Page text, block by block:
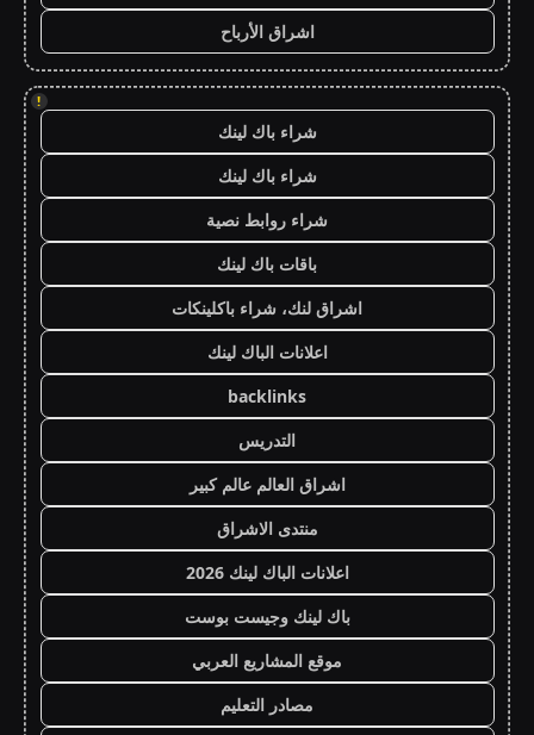
اشراق الأرباح
!
شراء باك لينك
شراء باك لينك
شراء روابط نصية
باقات باك لينك
اشراق لنك، شراء باكلينكات
اعلانات الباك لينك
backlinks
التدريس
اشراق العالم عالم كبير
منتدى الاشراق
اعلانات الباك لينك 2026
باك لينك وجيست بوست
موقع المشاريع العربي
مصادر التعليم